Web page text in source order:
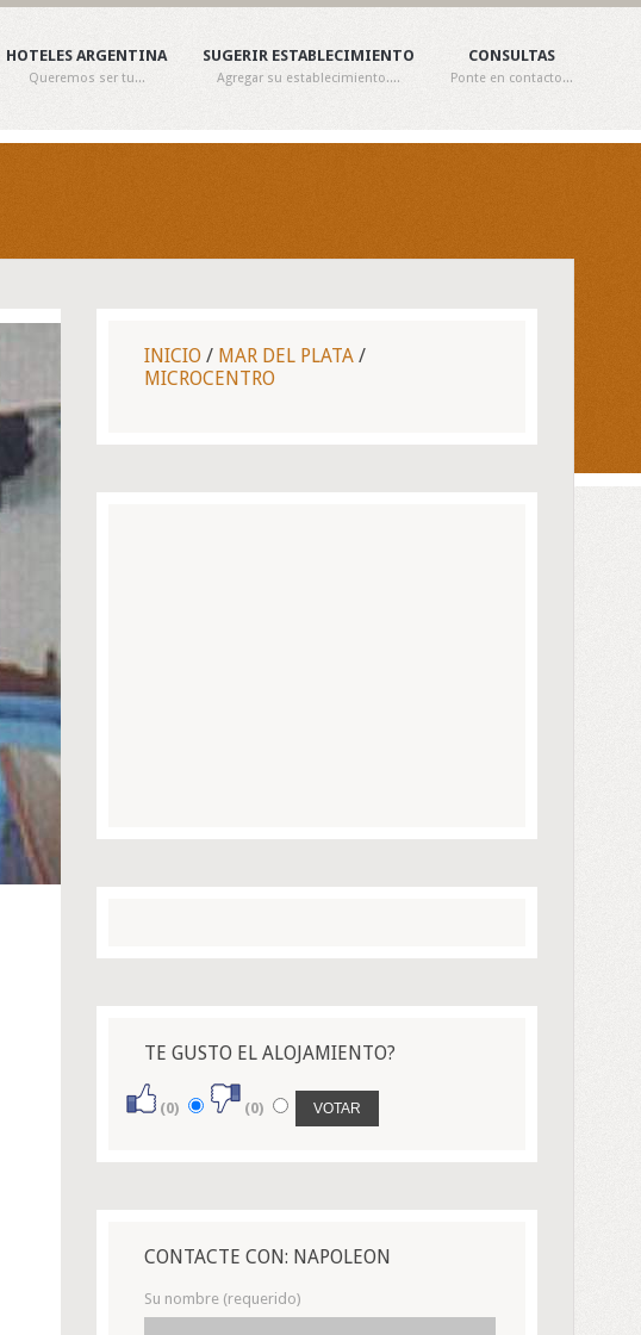
HOTELES ARGENTINA
Queremos ser tu...
SUGERIR ESTABLECIMIENTO
Agregar su establecimiento....
CONSULTAS
Ponte en contacto...
INICIO / MAR DEL PLATA /
MICROCENTRO
TE GUSTO EL ALOJAMIENTO?
(0) (0)
CONTACTE CON: NAPOLEON
Su nombre (requerido)